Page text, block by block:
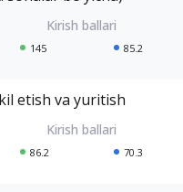
145 85.2
etish va yuritish
86.2 70.3